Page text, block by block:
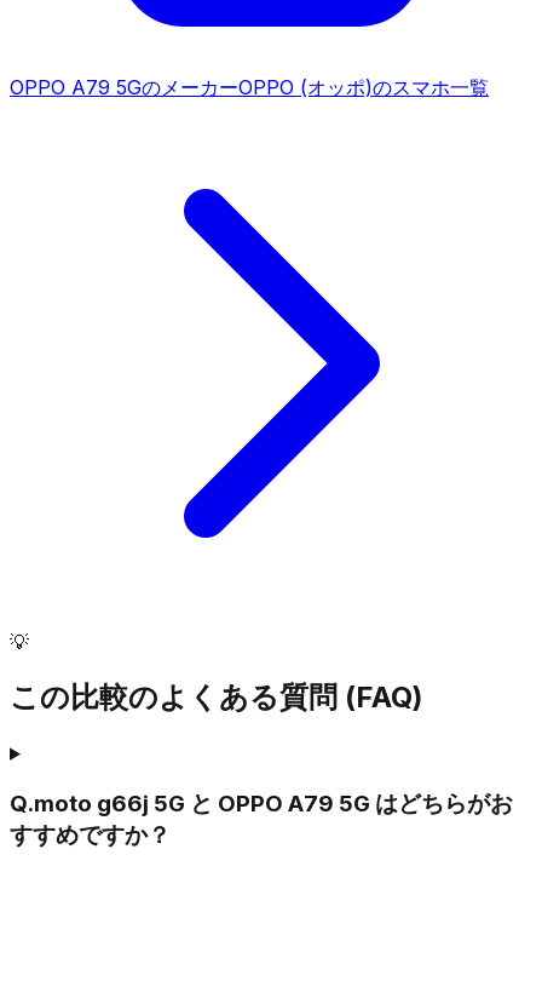
OPPO A79 5GのメーカーOPPO (オッポ)のスマホ一覧
💡
この比較のよくある質問 (FAQ)
Q.moto g66j 5G と OPPO A79 5G はどちらがお
すすめですか？